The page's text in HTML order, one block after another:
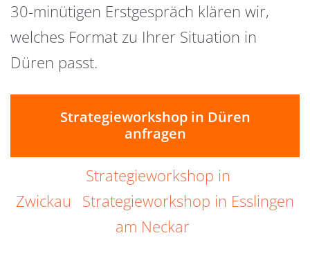
30-minütigen Erstgespräch klären wir,
welches Format zu Ihrer Situation in
Düren passt.
Strategieworkshop in Düren
anfragen
Strategieworkshop in
Zwickau
Strategieworkshop in Esslingen
am Neckar